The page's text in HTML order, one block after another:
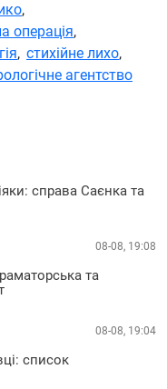
,
операція,
, стихійне лихо,
агентство
справа Саєнка та
08-08, 19:08
та
08-08, 19:04
список